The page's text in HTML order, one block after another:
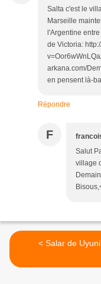
Salta c'est le
Marseille
l'Argentine
de Victoria:
arkana.com/
en pensent là-
Répondre
F
Salut
village
< Salar de Uyuni